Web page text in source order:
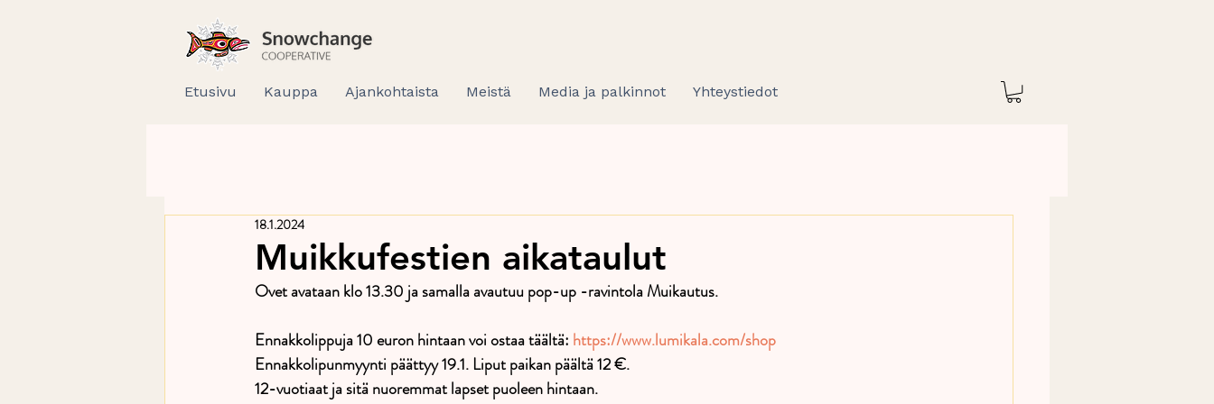
Etusivu Kauppa Ajankohtaista Meistä Media ja palkinnot Yhteystiedot
Muikkufestien aikataulut
18.1.2024
Ovet avataan klo 13.30 ja samalla avautuu pop-up -ravintola Muikautus.
Ennakkolippuja 10 euron hintaan voi ostaa täältä: https://www.lumikala.com/shop
Ennakkolipunmyynti päättyy 19.1. Liput paikan päältä 12 €.
12-vuotiaat ja sitä nuoremmat lapset puoleen hintaan.